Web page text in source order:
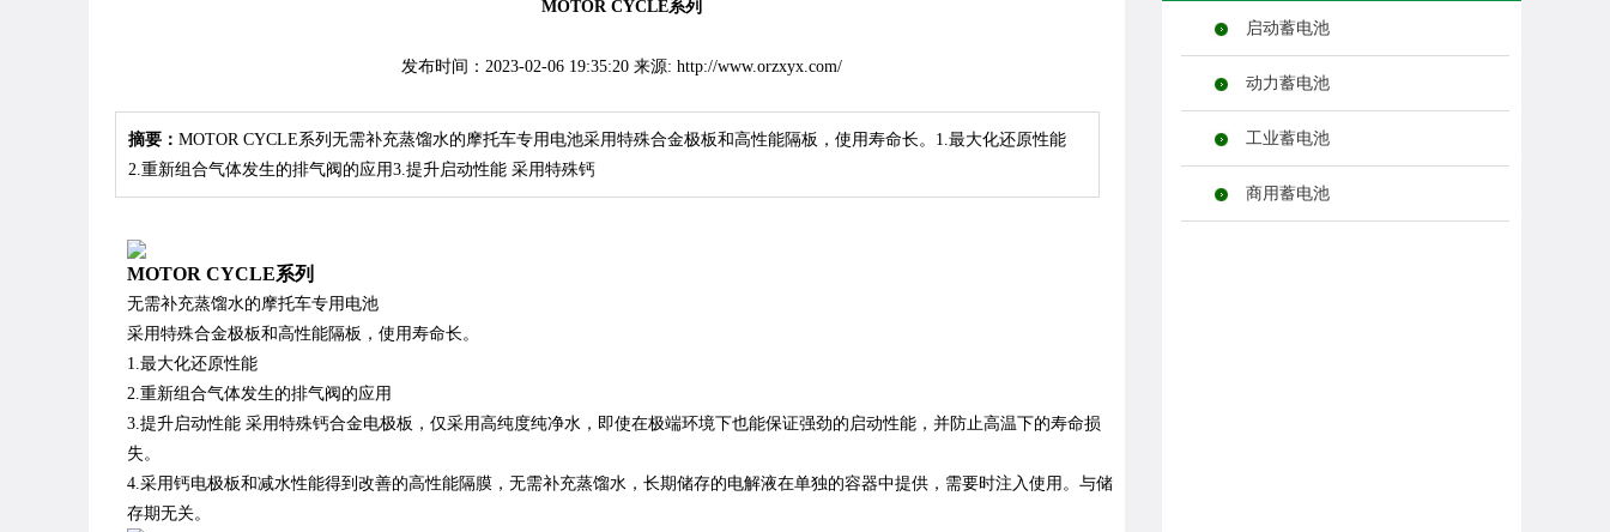
MOTOR CYCLE系列
发布时间：2023-02-06 19:35:20 来源: http://www.orzxyx.com/
摘要： MOTOR CYCLE系列无需补充蒸馏水的摩托车专用电池采用特殊合金极板和高性能隔板，使用寿命长。1.最大化还原性能
2.重新组合气体发生的排气阀的应用3.提升启动性能 采用特殊钙
MOTOR CYCLE系列
无需补充蒸馏水的摩托车专用电池
采用特殊合金极板和高性能隔板，使用寿命长。
1.最大化还原性能
2.重新组合气体发生的排气阀的应用
3.提升启动性能 采用特殊钙合金电极板，仅采用高纯度纯净水，即使在极端环境下也能保证强劲的启动性能，并防止高温下的寿命损
失。
4.采用钙电极板和减水性能得到改善的高性能隔膜，无需补充蒸馏水，长期储存的电解液在单独的容器中提供，需要时注入使用。与储
存期无关。
启动蓄电池
动力蓄电池
工业蓄电池
商用蓄电池